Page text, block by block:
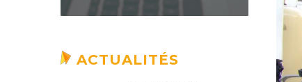
ACTUALITÉS